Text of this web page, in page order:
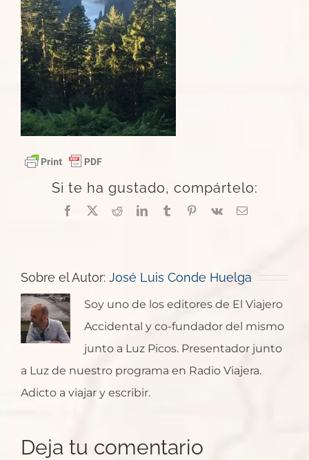
Si te ha gustado, compártelo:
Facebook
X RedditLinkedInTumblrPinterest
Vk
Correo
Sobre el Autor: José Luis Conde Huelga
Soy uno de los editores de El Viajero
Accidental y co-fundador del mismo
junto a Luz Picos. Presentador junto
a Luz de nuestro programa en Radio Viajera.
Adicto a viajar y escribir.
Deja tu comentario